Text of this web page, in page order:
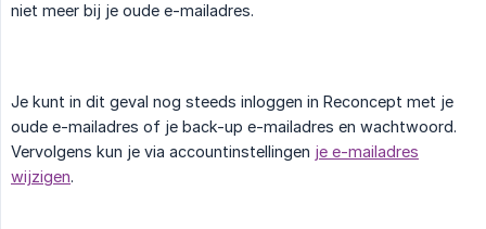
niet meer bij je oude e-mailadres.
Je kunt in dit geval nog steeds inloggen in Reconcept met je
oude e-mailadres of je back-up e-mailadres en wachtwoord.
Vervolgens kun je via accountinstellingen je e-mailadres
wijzigen.